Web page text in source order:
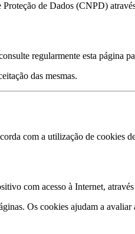
Proteção de Dados (CNPD)
regularmente esta página
das mesmas.
com a utilização de cookies
com acesso à Internet,
Os cookies ajudam a